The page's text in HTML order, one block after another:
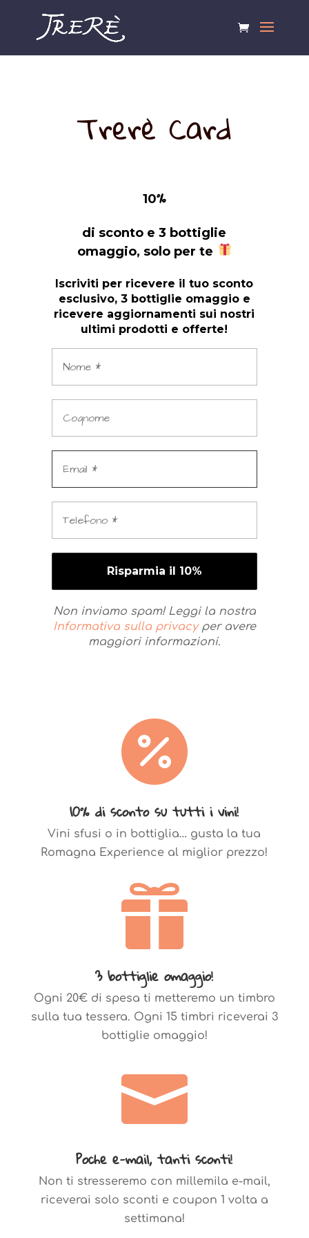
Trerè Card
10%
di sconto e 3 bottiglie
omaggio, solo per te
Iscriviti per ricevere il tuo sconto
esclusivo, 3 bottiglie omaggio e
ricevere aggiornamenti sui nostri
ultimi prodotti e offerte!
Non inviamo spam! Leggi la nostra
Informativa sulla privacyper avere
maggiori informazioni.

10% di sconto su tutti i vini!
Vini sfusi o in bottiglia… gusta la tua
Romagna Experience al miglior prezzo!

3 bottiglie omaggio!
Ogni 20€ di spesa ti metteremo un timbro
sulla tua tessera. Ogni 15 timbri riceverai 3
bottiglie omaggio!

Poche e-mail, tanti sconti!
Non ti stresseremo con millemila e-mail,
riceverai solo sconti e coupon 1 volta a
settimana!